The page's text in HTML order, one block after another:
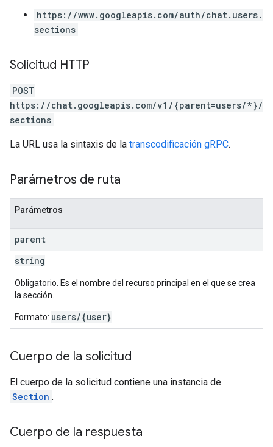
https://www.googleapis.com/auth/chat.users.
sections
Solicitud HTTP
POST
https://chat.googleapis.com/v1/{parent=users/*}/
sections
La URL usa la sintaxis de la transcodificación gRPC.
Parámetros de ruta
Parámetros
parent
string
Obligatorio. Es el nombre del recurso principal en el que se crea
la sección.
Formato: users/{user}
Cuerpo de la solicitud
El cuerpo de la solicitud contiene una instancia de
Section .
Cuerpo de la respuesta